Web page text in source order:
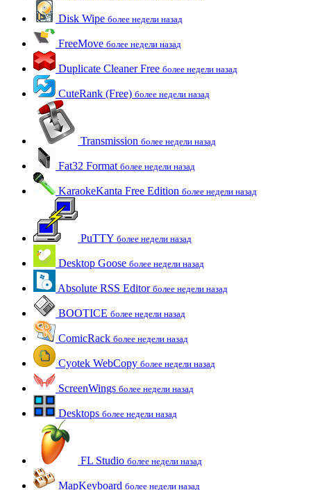
Disk Wipe более недели назад
FreeMove более недели назад
Duplicate Cleaner Free более недели назад
CuteRank (Free) более недели назад
Transmission более недели назад
Fat32 Format более недели назад
KaraokeKanta Free Edition более недели назад
PuTTY более недели назад
Desktop Goose более недели назад
Absolute RSS Editor более недели назад
BOOTICE более недели назад
ComicRack более недели назад
Cyotek WebCopy более недели назад
ScreenWings более недели назад
Desktops более недели назад
FL Studio более недели назад
MapKeyboard более недели назад